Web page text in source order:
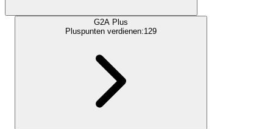
G2A Plus
Pluspunten verdienen:129